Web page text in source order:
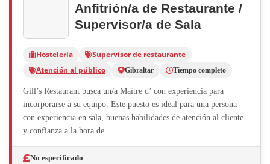
Anfitrión/a de Restaurante /
Supervisor/a de Sala
Hostelería
Supervisor de restaurante
Atención al público
Gibraltar Tiempo completo
Gill’s Restaurant busca un/a Maître d’ con experiencia para
incorporarse a su equipo. Este puesto es ideal para una persona
con experiencia en sala, buenas habilidades de atención al cliente
y confianza a la hora de...
No especificado